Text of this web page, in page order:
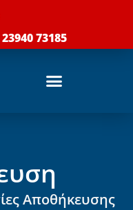
73185
Αποθήκευσης